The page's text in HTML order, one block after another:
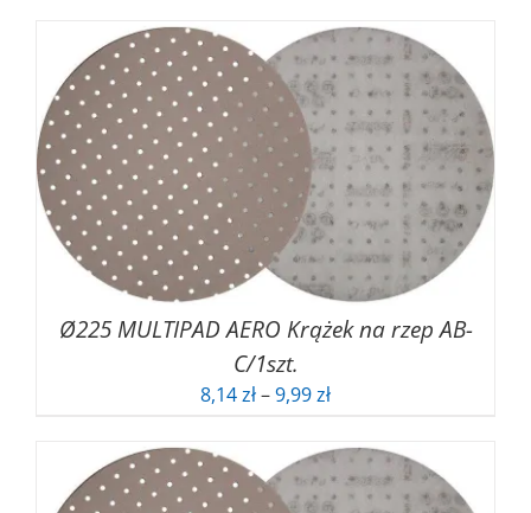
od
83,76 zł
do
89,78 zł
Ø225 MULTIPAD AERO Krążek na rzep AB-
C/1szt.
8,14zł–9,99złZakres
od
8,14 zł
do